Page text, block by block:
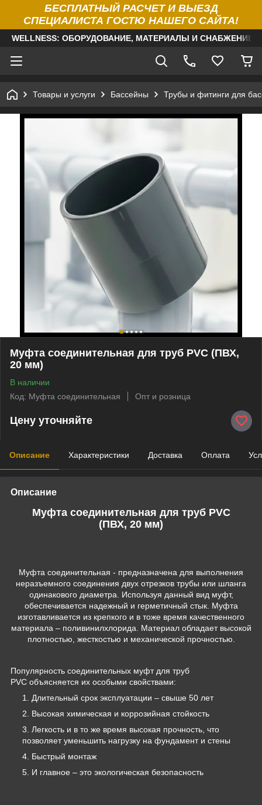
БЕСПЛАТНЫЙ РАСЧЕТ И ВЫЕЗД
СПЕЦИАЛИСТА ГОСТЮ НАШЕГО САЙТА!
WELLNESS: ОБОРУДОВАНИЕ, МАТЕРИАЛЫ И
Товары и услуги Бассейны Трубы и фитинги для
Муфта соединительная для труб PVC (ПВХ,
20 мм)
В наличии
Код: Муфта соединительная
Опт и розница
Цену уточняйте
Описание Характеристики Доставка Оплата
Описание
Муфта соединительная для труб PVC
(ПВХ, 20 мм)
Муфта соединительная - предназначена для выполнения
неразъемного соединения двух отрезков трубы или шланга
одинакового диаметра. Используя данный вид муфт,
обеспечивается надежный и герметичный стык. Муфта
изготавливается из крепкого и в тоже время качественного
материала – поливинилхлорида. Материал обладает высокой
плотностью, жесткостью и механической прочностью.
Популярность соединительных муфт для труб
PVC объясняется их особыми свойствами:
Длительный срок эксплуатации – свыше 50 лет
Высокая химическая и коррозийная стойкость
Легкость и в то же время высокая прочность, что
позволяет уменьшить нагрузку на фундамент и стены
Быстрый монтаж
И главное – это экологическая безопасность